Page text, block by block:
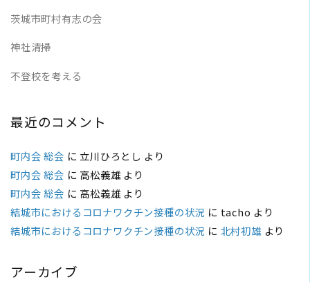
茨城市町村有志の会
神社清掃
不登校を考える
最近のコメント
町内会 総会 に 立川ひろとし より
町内会 総会 に 高松義雄より
町内会 総会 に 高松義雄より
結城市におけるコロナワクチン接種の状況 に tacho より
結城市におけるコロナワクチン接種の状況 に 北村初雄より
アーカイブ